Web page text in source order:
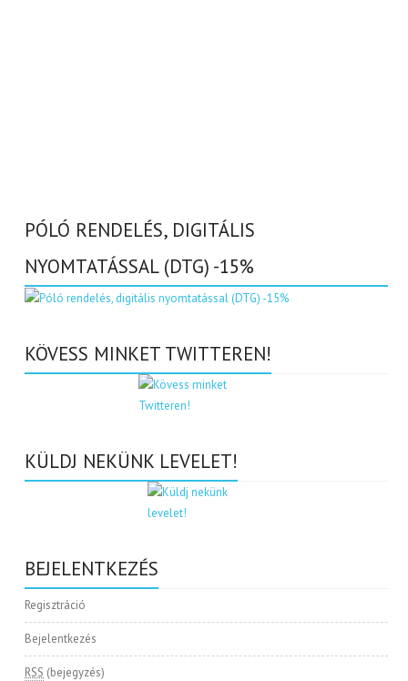
PÓLÓ RENDELÉS, DIGITÁLIS
NYOMTATÁSSAL (DTG) -15%
KÖVESS MINKET TWITTEREN!
KÜLDJ NEKÜNK LEVELET!
BEJELENTKEZÉS
Regisztráció
Bejelentkezés
RSS (bejegyzés)